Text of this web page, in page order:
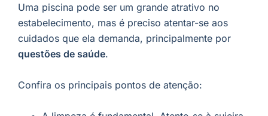
Uma piscina pode ser um grande atrativo no
estabelecimento, mas é preciso atentar-se aos
cuidados que ela demanda, principalmente por
questões de saúde.
Confira os principais pontos de atenção: